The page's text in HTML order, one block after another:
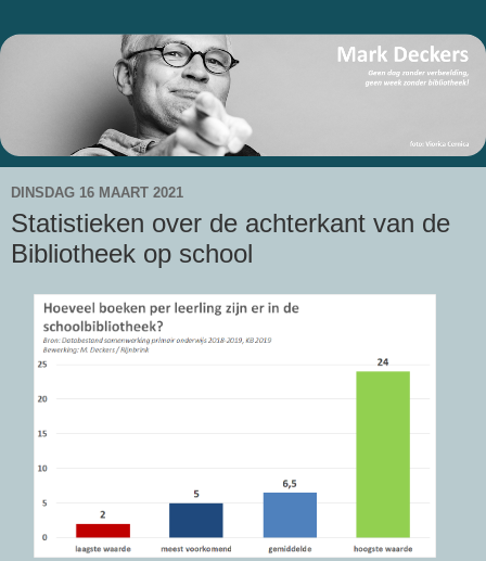
DINSDAG 16 MAART 2021
Statistieken over de achterkant van de
Bibliotheek op school